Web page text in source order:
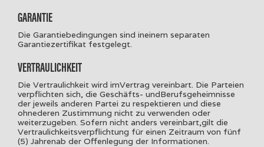
GARANTIE
Die Garantiebedingungen sind ineinem separaten
Garantiezertifikat festgelegt.
VERTRAULICHKEIT
Die Vertraulichkeit wird imVertrag vereinbart. Die Parteien
verpflichten sich, die Geschäfts- undBerufsgeheimnisse
der jeweils anderen Partei zu respektieren und diese
ohnederen Zustimmung nicht zu verwenden oder
weiterzugeben. Sofern nicht anders vereinbart,gilt die
Vertraulichkeitsverpflichtung für einen Zeitraum von fünf
(5) Jahrenab der Offenlegung der Informationen.